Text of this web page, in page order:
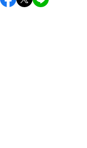
すすめします。